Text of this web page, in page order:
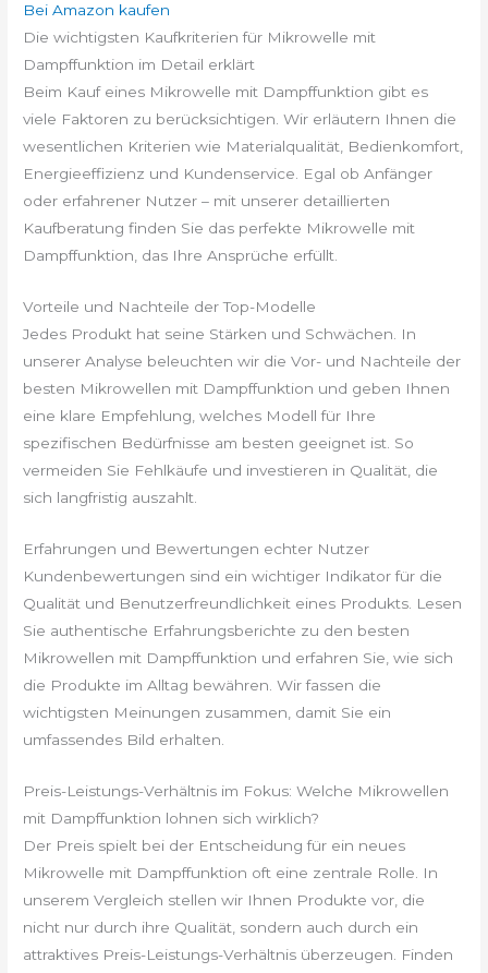
Bei Amazon kaufen
Die wichtigsten Kaufkriterien für Mikrowelle mit
Dampffunktion im Detail erklärt
Beim Kauf eines Mikrowelle mit Dampffunktion gibt es
viele Faktoren zu berücksichtigen. Wir erläutern Ihnen die
wesentlichen Kriterien wie Materialqualität, Bedienkomfort,
Energieeffizienz und Kundenservice. Egal ob Anfänger
oder erfahrener Nutzer – mit unserer detaillierten
Kaufberatung finden Sie das perfekte Mikrowelle mit
Dampffunktion, das Ihre Ansprüche erfüllt.
Vorteile und Nachteile der Top-Modelle
Jedes Produkt hat seine Stärken und Schwächen. In
unserer Analyse beleuchten wir die Vor- und Nachteile der
besten Mikrowellen mit Dampffunktion und geben Ihnen
eine klare Empfehlung, welches Modell für Ihre
spezifischen Bedürfnisse am besten geeignet ist. So
vermeiden Sie Fehlkäufe und investieren in Qualität, die
sich langfristig auszahlt.
Erfahrungen und Bewertungen echter Nutzer
Kundenbewertungen sind ein wichtiger Indikator für die
Qualität und Benutzerfreundlichkeit eines Produkts. Lesen
Sie authentische Erfahrungsberichte zu den besten
Mikrowellen mit Dampffunktion und erfahren Sie, wie sich
die Produkte im Alltag bewähren. Wir fassen die
wichtigsten Meinungen zusammen, damit Sie ein
umfassendes Bild erhalten.
Preis-Leistungs-Verhältnis im Fokus: Welche Mikrowellen
mit Dampffunktion lohnen sich wirklich?
Der Preis spielt bei der Entscheidung für ein neues
Mikrowelle mit Dampffunktion oft eine zentrale Rolle. In
unserem Vergleich stellen wir Ihnen Produkte vor, die
nicht nur durch ihre Qualität, sondern auch durch ein
attraktives Preis-Leistungs-Verhältnis überzeugen. Finden